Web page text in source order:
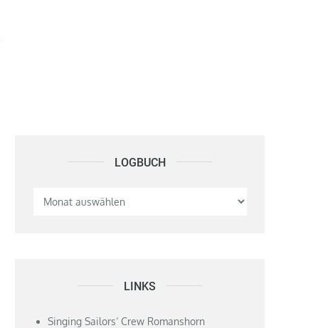
LOGBUCH Logbuch
LINKS
Singing Sailors‘ Crew Romanshorn